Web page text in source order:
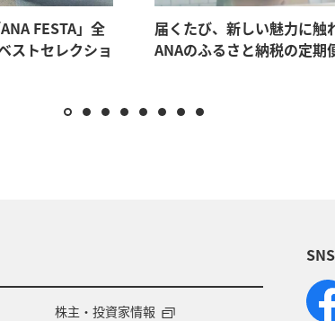
FESTA」全
ストセレクショ
届くたび、新しい魅力に触
ANAのふるさと納税の定期
株主・投資家情報